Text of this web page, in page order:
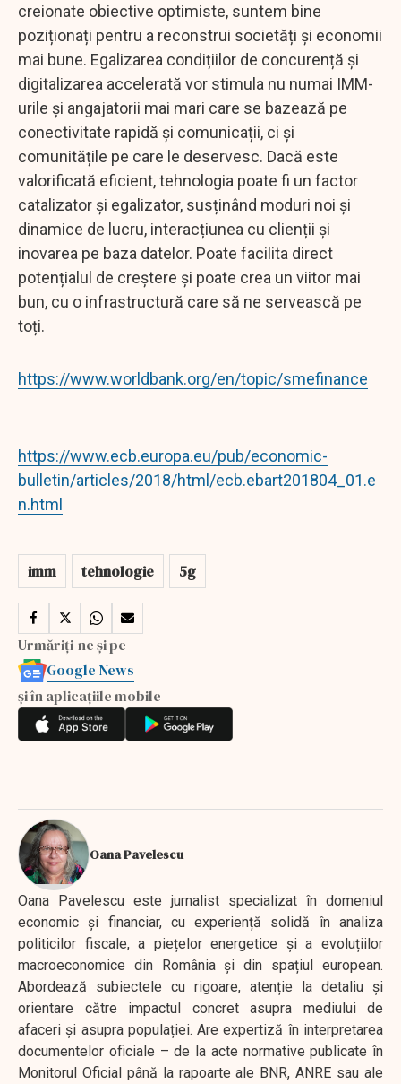
creionate obiective optimiste, suntem bine
poziționați pentru a reconstrui societăți și economii
mai bune. Egalizarea condițiilor de concurență și
digitalizarea accelerată vor stimula nu numai IMM-
urile și angajatorii mai mari care se bazează pe
conectivitate rapidă și comunicații, ci și
comunitățile pe care le deservesc. Dacă este
valorificată eficient, tehnologia poate fi un factor
catalizator și egalizator, susținând moduri noi și
dinamice de lucru, interacțiunea cu clienții și
inovarea pe baza datelor. Poate facilita direct
potențialul de creștere și poate crea un viitor mai
bun, cu o infrastructură care să ne servească pe
toți.
https://www.worldbank.org/en/topic/smefinance
https://www.ecb.europa.eu/pub/economic-
bulletin/articles/2018/html/ecb.ebart201804_01.e
n.html
imm tehnologie 5g
Urmăriți-ne și pe
Google News
și în aplicațiile mobile
Oana Pavelescu
Oana Pavelescu este jurnalist specializat în domeniul
economic și financiar, cu experiență solidă în analiza
politicilor fiscale, a piețelor energetice și a evoluțiilor
macroeconomice din România și din spațiul european.
Abordează subiectele cu rigoare, atenție la detaliu și
orientare către impactul concret asupra mediului de
afaceri și asupra populației. Are expertiză în interpretarea
documentelor oficiale – de la acte normative publicate în
Monitorul Oficial până la rapoarte ale BNR, ANRE sau ale